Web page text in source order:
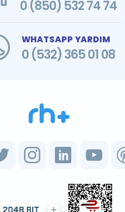
0 (850) 532 74 74
WHATSAPP YARDIM
0 (532) 365 01 08